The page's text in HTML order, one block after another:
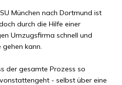
München nach Dortmund ist
durch die Hilfe einer
Umzugsfirma schnell und
kann.
der gesamte Prozess so
- selbst über eine